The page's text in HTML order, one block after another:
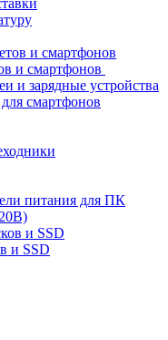
и смартфонов
и зарядные устройства
смартфонов
питания для ПК
и SSD